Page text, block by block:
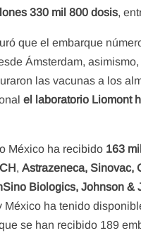
330 mil 800 dosis,
que el embarque
Ámsterdam,
las vacunas a los
el laboratorio Liomont
México ha recibido 163
,Astrazeneca, Sinovac,
Biologics, Johnson &
ha tenido
se han recibido 189